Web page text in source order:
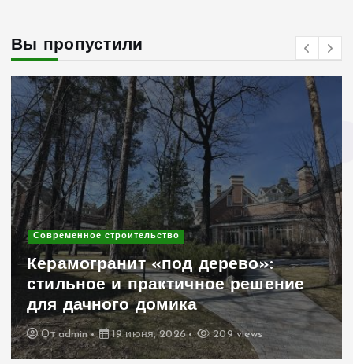
Вы пропустили
Современное строительство
Керамогранит «под дерево»:
стильное и практичное решение
для дачного домика
Отadmin 19 июня, 2026 209 views